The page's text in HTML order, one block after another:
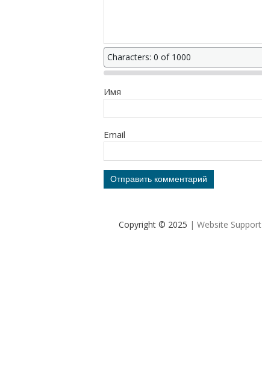
Characters: 0 of 1000
Имя
Email
Copyright © 2025 | Website Support